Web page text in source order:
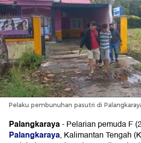
Pelaku pembunuhan pasutri di
Palangkaraya-Pelarian pemuda F
Palangkaraya, Kalimantan Tengah